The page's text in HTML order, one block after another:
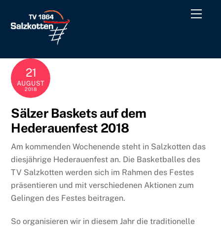
content
Menu
21
AUGUST
2018
Sälzer Baskets auf dem
Hederauenfest 2018
Am kommenden Wochenende steht in Salzkotten das
diesjährige Hederauenfest an. Die Basketballes des
TV Salzkotten werden sich im Rahmen des Festes
präsentieren und mit verschiedenen Aktionen zum
Gelingen des Festes beitragen.
So organisieren wir in diesem Jahr die traditionelle